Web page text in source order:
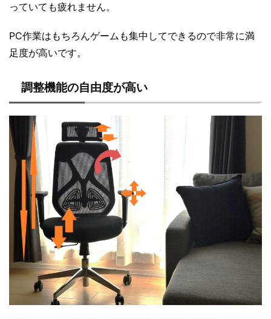
っていても疲れません。
PC作業はもちろんゲームも集中してできるので非常に満
足度が高いです。
調整機能の自由度が高い